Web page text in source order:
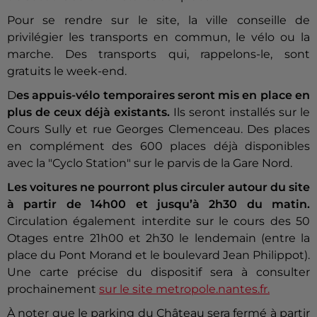
Pour se rendre sur le site, la ville conseille de
privilégier les transports en commun, le vélo ou la
marche. Des transports qui, rappelons-le, sont
gratuits le week-end.
Des appuis-vélo temporaires seront mis en place en
plus de ceux déjà existants. Ils seront installés sur le
Cours Sully et rue Georges Clemenceau. Des places
en complément des 600 places déjà disponibles
avec la "Cyclo Station" sur le parvis de la Gare Nord.
Les voitures ne pourront plus circuler autour du site
à partir de 14h00 et jusqu’à 2h30 du matin.
Circulation également interdite sur le cours des 50
Otages entre 21h00 et 2h30 le lendemain (entre la
place du Pont Morand et le boulevard Jean Philippot).
Une carte précise du dispositif sera à consulter
prochainement sur le site metropole.nantes.fr.
Ànoter que le parking du Château sera fermé à partir